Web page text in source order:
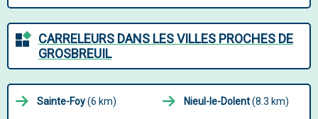
CARRELEURS DANS LES VILLES PROCHES DE
GROSBREUIL
Sainte-Foy(6 km) Nieul-le-Dolent(8.3 km)